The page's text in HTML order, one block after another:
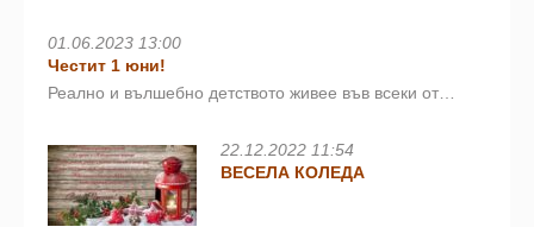
01.06.2023 13:00
Честит 1 юни!
Реално и вълшебно детството живее във всеки от…
22.12.2022 11:54
ВЕСЕЛА КОЛЕДА